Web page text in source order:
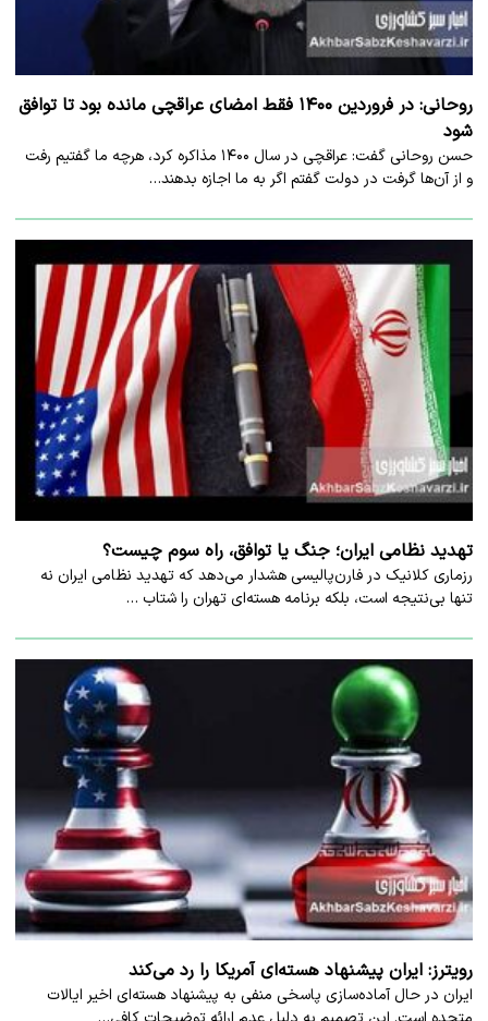
روحانی: در فروردین ۱۴۰۰ فقط امضای عراقچی مانده بود تا توافق
شود
حسن روحانی گفت: عراقچی در سال ۱۴۰۰ مذاکره کرد، هرچه ما گفتیم رفت
و از آن‌ها گرفت در دولت گفتم اگر به ما اجازه بدهند…
تهدید نظامی ایران؛ جنگ یا توافق، راه سوم چیست؟
رزماری کلانیک در فارن‌پالیسی هشدار می‌دهد که تهدید نظامی ایران نه
تنها بی‌نتیجه است، بلکه برنامه هسته‌ای تهران را شتاب …
رویترز: ایران پیشنهاد هسته‌ای آمریکا را رد می‌کند
ایران در حال آماده‌سازی پاسخی منفی به پیشنهاد هسته‌ای اخیر ایالات